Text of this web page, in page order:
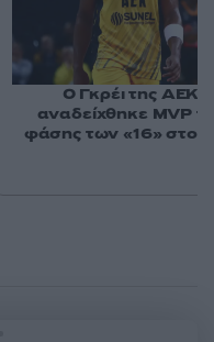
Ο Γκρέι της ΑΕΚ
αναδείχθηκε MVP
φάσης των «16» στο